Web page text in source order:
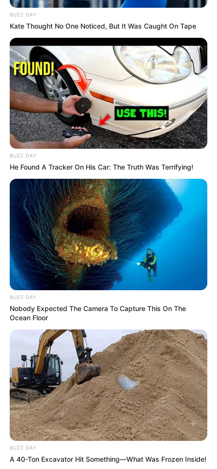
www.jasb.com.br.
marcando ponto na vida das pessoas.Compartilhe as nossas
notícias em suas redes sociais!
-ad9
BUZZ DAY
Kate Thought No One Noticed, But It Was Caught On Tape
BUZZ DAY
He Found A Tracker On His Car: The Truth Was Terrifying!
BUZZ DAY
Nobody Expected The Camera To Capture This On The
Ocean Floor
BUZZ DAY
A 40-Ton Excavator Hit Something—What Was Frozen Inside!